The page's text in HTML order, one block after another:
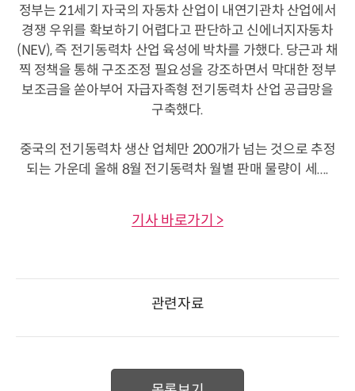
정부는 21세기 자국의 자동차 산업이 내연기관차 산업에서
경쟁 우위를 확보하기 어렵다고 판단하고 신에너지자동차
(NEV), 즉 전기동력차 산업 육성에 박차를 가했다. 당근과 채
찍 정책을 통해 구조조정 필요성을 강조하면서 막대한 정부
보조금을 쏟아부어 자급자족형 전기동력차 산업 공급망을
구축했다.
중국의 전기동력차 생산 업체만 200개가 넘는 것으로 추정
되는 가운데 올해 8월 전기동력차 월별 판매 물량이 세....
기사 바로가기 >
관련자료